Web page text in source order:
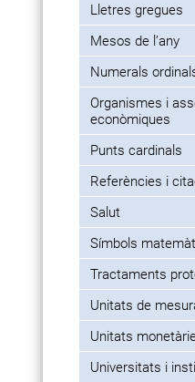
Lletres gregues
Mesos de l’any
Numerals
Organismes i
econòmiques
Punts cardinals
Referències i
Salut
Símbols
Tractaments
Unitats de
Unitats
Universitats i